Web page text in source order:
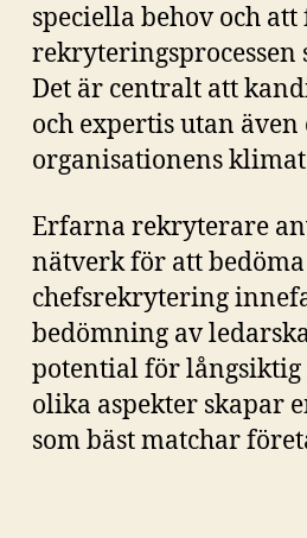
speciella behov och
Det är centralt att
och expertis utan
organisationens
Erfarna rekryterare
nätverk för att
chefsrekrytering
bedömning av
potential för långsiktig
olika aspekter skapar
som bäst matchar